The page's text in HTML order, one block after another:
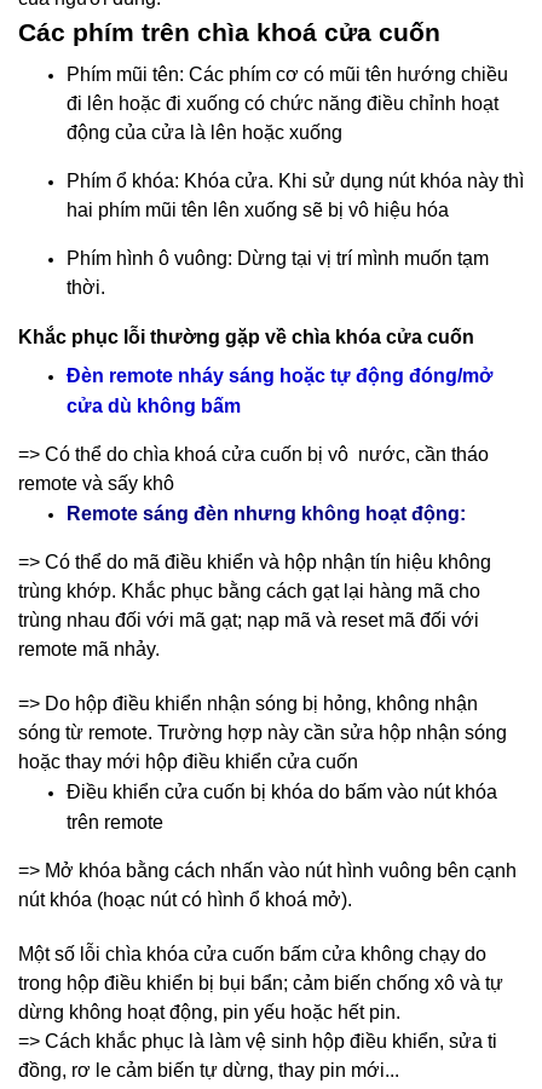
Các phím trên chìa khoá cửa cuốn
Phím mũi tên: Các phím cơ có mũi tên hướng chiều
đi lên hoặc đi xuống có chức năng điều chỉnh hoạt
động của cửa là lên hoặc xuống
Phím ổ khóa: Khóa cửa. Khi sử dụng nút khóa này thì
hai phím mũi tên lên xuống sẽ bị vô hiệu hóa
Phím hình ô vuông: Dừng tại vị trí mình muốn tạm
thời.
Khắc phục lỗi thường gặp về chìa khóa cửa cuốn
Đèn remote nháy sáng hoặc tự động đóng/mở
cửa dù không bấm
=> Có thể do chìa khoá cửa cuốn bị vô nước, cần tháo
remote và sấy khô
Remote sáng đèn nhưng không hoạt động:
=> Có thể do mã điều khiển và hộp nhận tín hiệu không
trùng khớp. Khắc phục bằng cách gạt lại hàng mã cho
trùng nhau đối với mã gạt; nạp mã và reset mã đối với
remote mã nhảy.
=> Do hộp điều khiển nhận sóng bị hỏng, không nhận
sóng từ remote. Trường hợp này cần sửa hộp nhận sóng
hoặc thay mới hộp điều khiển cửa cuốn
Điều khiển cửa cuốn bị khóa do bấm vào nút khóa
trên remote
=> Mở khóa bằng cách nhấn vào nút hình vuông bên cạnh
nút khóa (hoạc nút có hình ổ khoá mở).
Một số lỗi chìa khóa cửa cuốn bấm cửa không chạy do
trong hộp điều khiển bị bụi bẩn; cảm biến chống xô và tự
dừng không hoạt động, pin yếu hoặc hết pin.
=> Cách khắc phục là làm vệ sinh hộp điều khiển, sửa ti
đồng, rơ le cảm biến tự dừng, thay pin mới...